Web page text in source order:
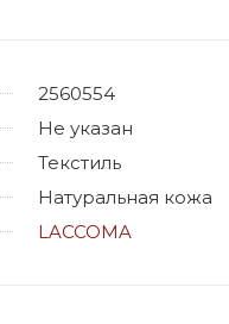
2560554
Не указан
Текстиль
Натуральная кожа
LACCOMA